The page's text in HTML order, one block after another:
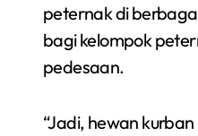
peternak di
bagi kelompok
pedesaan.
“Jadi, hewan